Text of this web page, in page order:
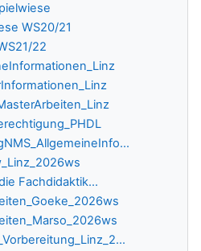
WS20/21
22
Fachdidaktik...